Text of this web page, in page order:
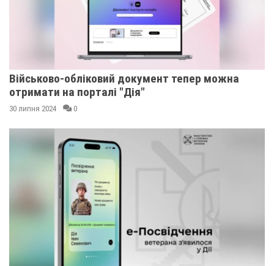
Військово-обліковий документ тепер можна
отримати на порталі "Дія"
30 липня 2024 0